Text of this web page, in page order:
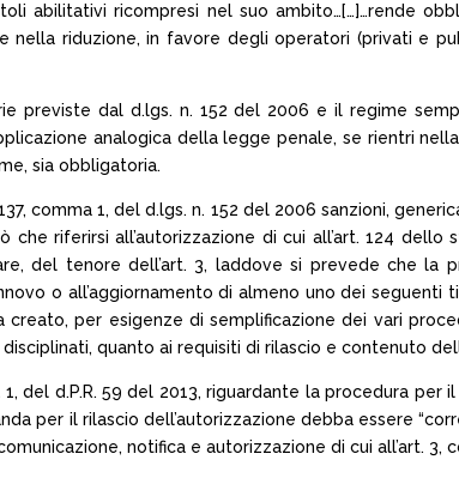
abilitativi ricompresi nel suo ambito…[…]…rende
nella riduzione, in favore degli operatori (privati e
previste dal d.lgs. n. 152 del 2006 e il regime
analogica della legge penale, se rientri nella
sia obbligatoria.
comma 1, del d.lgs. n. 152 del 2006 sanzioni,
riferirsi all’autorizzazione di cui all’art. 124
del tenore dell’art. 3, laddove si prevede che la
o all’aggiornamento di almeno uno dei seguenti
per esigenze di semplificazione dei vari
quanto ai requisiti di rilascio e contenuto
d.P.R. 59 del 2013, riguardante la procedura per
per il rilascio dell’autorizzazione debba essere
notifica e autorizzazione di cui all’art. 3,